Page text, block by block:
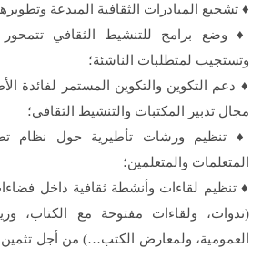
♦️ تشجيع المبادرات الثقافية المبدعة
♦️ وضع برامج للتنشيط الثقافي تتمحور
وتستجيب لمتطلبات الناشئة؛
♦️ دعم التكوين والتكوين المستمر لفائدة
مجال تدبير المكتبات والتنشيط الثقافي؛
♦️ تنظيم ورشات تأطيرية حول نظام
المتعلمات والمتعلمين؛
♦️ تنظيم لقاءات وأنشطة ثقافية داخل
(ندوات، ولقاءات مفتوحة مع الكتاب،
العمومية، ولمعارض الكتب…) من أجل تثمين